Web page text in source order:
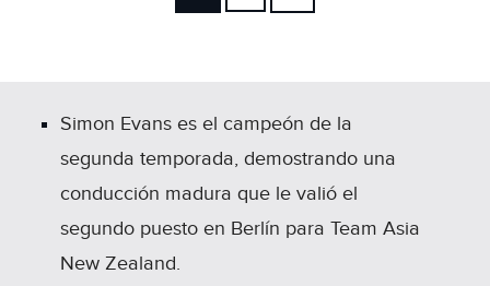
FACEBOOK
SHARE
Simon Evans es el campeón de la
segunda temporada, demostrando una
conducción madura que le valió el
segundo puesto en Berlín para Team Asia
New Zealand.